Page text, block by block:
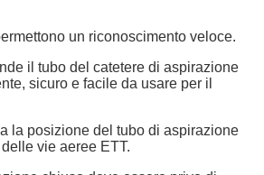
un riconoscimento veloce.
il tubo del catetere di aspirazione
sicuro e facile da usare per il
la posizione del tubo di aspirazione
vie aeree ETT.